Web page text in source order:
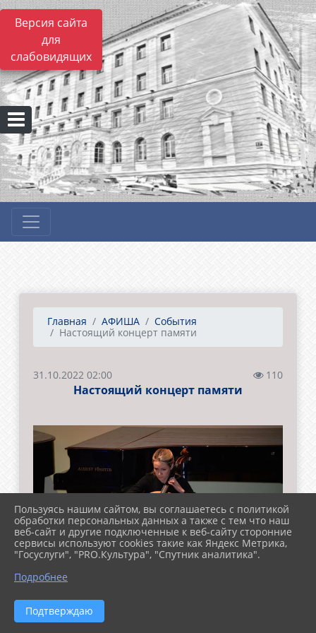
Версия сайта
для
слабовидящих
Главная АФИША
События
Настоящий концерт памяти
31.10.2022 02:00 110
Настоящий концерт памяти
Пользуясь нашим сайтом, вы соглашаетесь с политикой
обработки персональных данных а также с тем что наш
веб-сайт и другие подключенные к веб-сайту сторонние
сервисы используют cookies такие как Яндекс Метрика,
"Госуслуги", "PRO.Культура", "Спутник аналитика".
Подробнее
Подтверждаю